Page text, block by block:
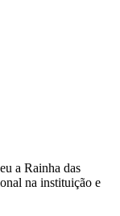
a Rainha das
na instituição e